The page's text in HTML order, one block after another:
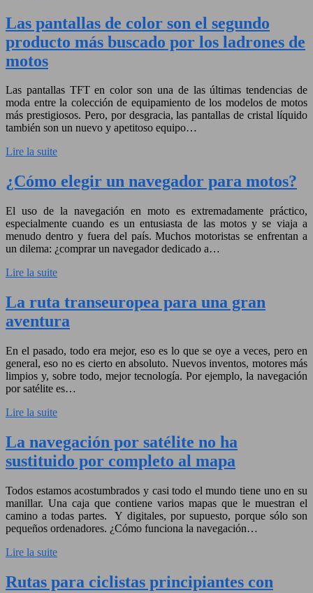
Las pantallas de color son el segundo
producto más buscado por los ladrones de
motos
Las pantallas TFT en color son una de las últimas tendencias de
moda entre la colección de equipamiento de los modelos de motos
más prestigiosos. Pero, por desgracia, las pantallas de cristal líquido
también son un nuevo y apetitoso equipo…
Lire la suite
¿Cómo elegir un navegador para motos?
El uso de la navegación en moto es extremadamente práctico,
especialmente cuando es un entusiasta de las motos y se viaja a
menudo dentro y fuera del país. Muchos motoristas se enfrentan a
un dilema: ¿comprar un navegador dedicado a…
Lire la suite
La ruta transeuropea para una gran
aventura
En el pasado, todo era mejor, eso es lo que se oye a veces, pero en
general, eso no es cierto en absoluto. Nuevos inventos, motores más
limpios y, sobre todo, mejor tecnología. Por ejemplo, la navegación
por satélite es…
Lire la suite
La navegación por satélite no ha
sustituido por completo al mapa
Todos estamos acostumbrados y casi todo el mundo tiene uno en su
manillar. Una caja que contiene varios mapas que le muestran el
camino a todas partes. Y digitales, por supuesto, porque sólo son
pequeños ordenadores. ¿Cómo funciona la navegación…
Lire la suite
Rutas para ciclistas principiantes con